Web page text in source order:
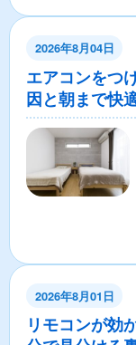
2026年8月04日
エアコンをつ
因と朝まで快
2026年8月01日
リモコンが効